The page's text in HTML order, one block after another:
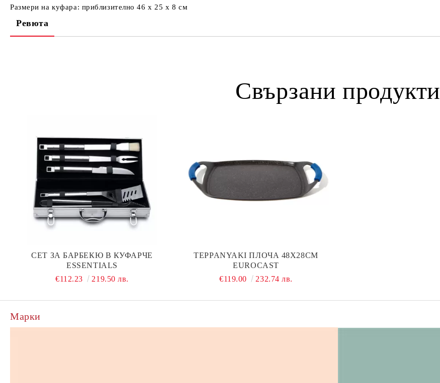
Размери на куфара: приблизително 46 x 25 x 8 см
Ревюта
Свързани продукти
СЕТ ЗА БАРБЕКЮ В КУФАРЧЕ
ESSENTIALS
€112.23
219.50 лв.
TEPPANYAKI ПЛОЧА 48Х28СМ
EUROCAST
€119.00
232.74 лв.
Марки